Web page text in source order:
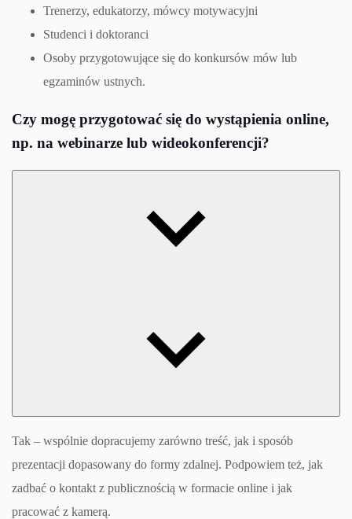
Trenerzy, edukatorzy, mówcy motywacyjni
Studenci i doktoranci
Osoby przygotowujące się do konkursów mów lub
egzaminów ustnych.
Czy mogę przygotować się do wystąpienia online,
np. na webinarze lub wideokonferencji?
Tak – wspólnie dopracujemy zarówno treść, jak i sposób
prezentacji dopasowany do formy zdalnej. Podpowiem też, jak
zadbać o kontakt z publicznością w formacie online i jak
pracować z kamerą.